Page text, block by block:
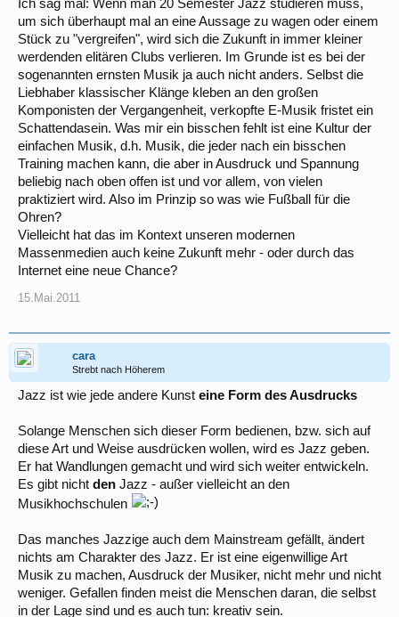
Ich sag mal: Wenn man 20 Semester Jazz studieren muss,
um sich überhaupt mal an eine Aussage zu wagen oder einem
Stück zu "vergreifen", wird sich die Zukunft in immer kleiner
werdenden elitären Clubs verlieren. Im Grunde ist es bei der
sogenannten ernsten Musik ja auch nicht anders. Selbst die
Liebhaber klassischer Klänge kleben an den großen
Komponisten der Vergangenheit, verkopfte E-Musik fristet ein
Schattendasein. Was mir ein bisschen fehlt ist eine Kultur der
einfachen Musik, d.h. Musik, die jeder nach ein bisschen
Training machen kann, die aber in Ausdruck und Spannung
beliebig nach oben offen ist und vor allem, von vielen
praktiziert wird. Also im Prinzip so was wie Fußball für die
Ohren?
Vielleicht hat das im Kontext unseren modernen
Massenmedien auch keine Zukunft mehr - oder durch das
Internet eine neue Chance?
15.Mai.2011
cara
Strebt nach Höherem
Jazz ist wie jede andere Kunst eine Form des Ausdrucks
Solange Menschen sich dieser Form bedienen, bzw. sich auf
diese Art und Weise ausdrücken wollen, wird es Jazz geben.
Er hat Wandlungen gemacht und wird sich weiter entwickeln.
Es gibt nicht den Jazz - außer vielleicht an den
Musikhochschulen
Das manches Jazzige auch dem Mainstream gefällt, ändert
nichts am Charakter des Jazz. Er ist eine eigenwillige Art
Musik zu machen, Ausdruck der Musiker, nicht mehr und nicht
weniger. Gefallen finden meist die Menschen daran, die selbst
in der Lage sind und es auch tun: kreativ sein.